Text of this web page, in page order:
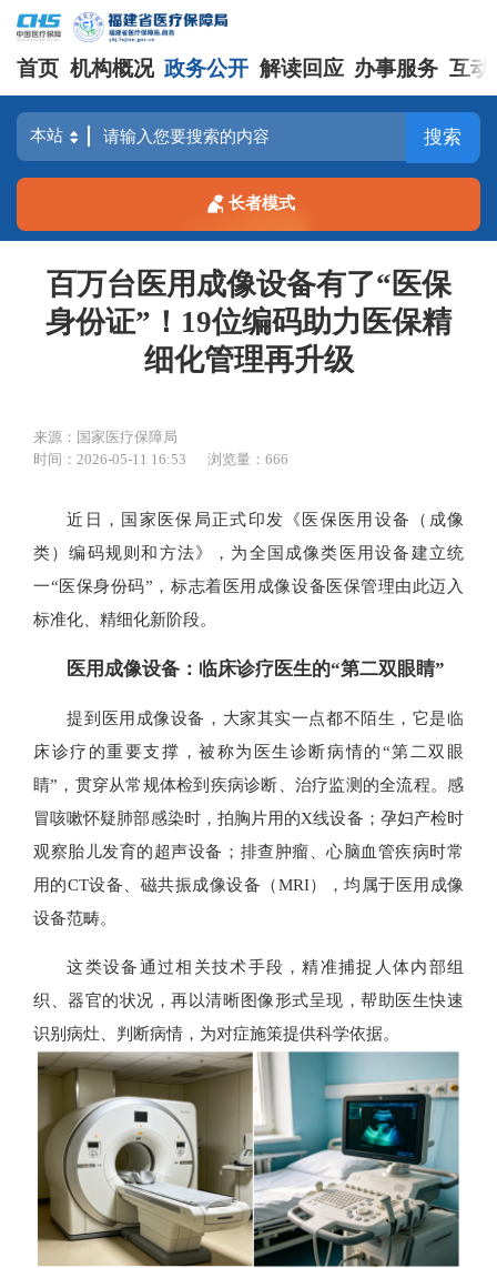
首页 机构概况 政务公开 解读回应 办事服务 互动
搜索
长者模式
百万台医用成像设备有了“医保
身份证”！19位编码助力医保精
细化管理再升级
来源：国家医疗保障局
时间：2026-05-11 16:53
浏览量：666
近日，国家医保局正式印发《医保医用设备（成像
类）编码规则和方法》，为全国成像类医用设备建立统
一“医保身份码”，标志着医用成像设备医保管理由此迈入
标准化、精细化新阶段。
医用成像设备：临床诊疗医生的“第二双眼睛”
提到医用成像设备，大家其实一点都不陌生，它是临
床诊疗的重要支撑，被称为医生诊断病情的“第二双眼
睛”，贯穿从常规体检到疾病诊断、治疗监测的全流程。感
冒咳嗽怀疑肺部感染时，拍胸片用的X线设备；孕妇产检时
观察胎儿发育的超声设备；排查肿瘤、心脑血管疾病时常
用的CT设备、磁共振成像设备（MRI），均属于医用成像
设备范畴。
这类设备通过相关技术手段，精准捕捉人体内部组
织、器官的状况，再以清晰图像形式呈现，帮助医生快速
识别病灶、判断病情，为对症施策提供科学依据。